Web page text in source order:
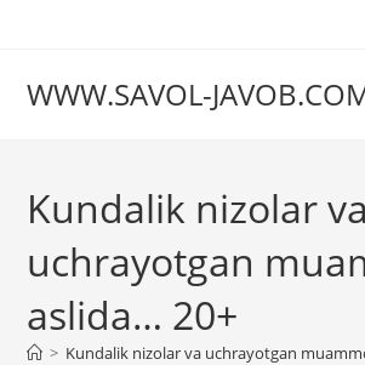
WWW.SAVOL-
Kundalik nizolar va
uchrayotgan
aslida… 20+
> Kundalik nizolar va uchrayotgan